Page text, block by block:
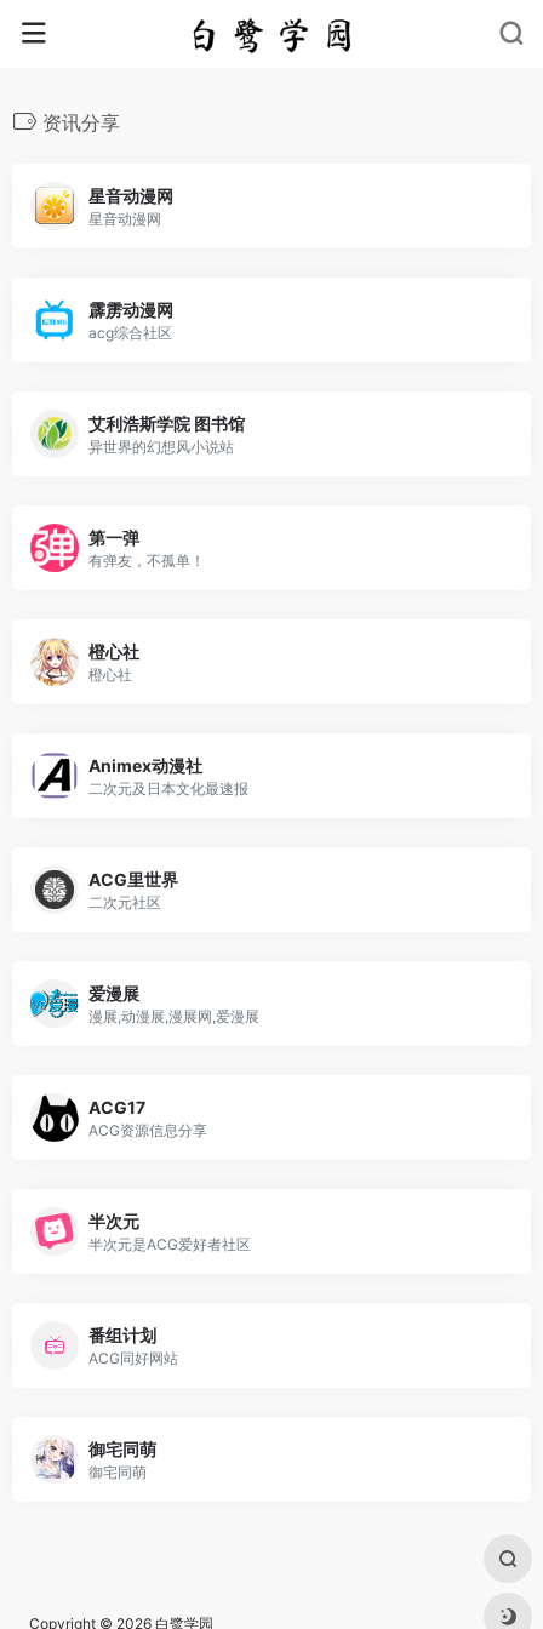
资讯分享
星音动漫网
星音动漫网
霹雳动漫网
acg综合社区
艾利浩斯学院 图书馆
异世界的幻想风小说站
第一弹
有弹友，不孤单！
橙心社
橙心社
Animex动漫社
二次元及日本文化最速报
ACG里世界
二次元社区
爱漫展
漫展,动漫展,漫展网,爱漫展
ACG17
ACG资源信息分享
半次元
半次元是ACG爱好者社区
番组计划
ACG同好网站
御宅同萌
御宅同萌
Copyright © 2026 白鹭学园